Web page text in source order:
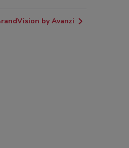
by Avanzi